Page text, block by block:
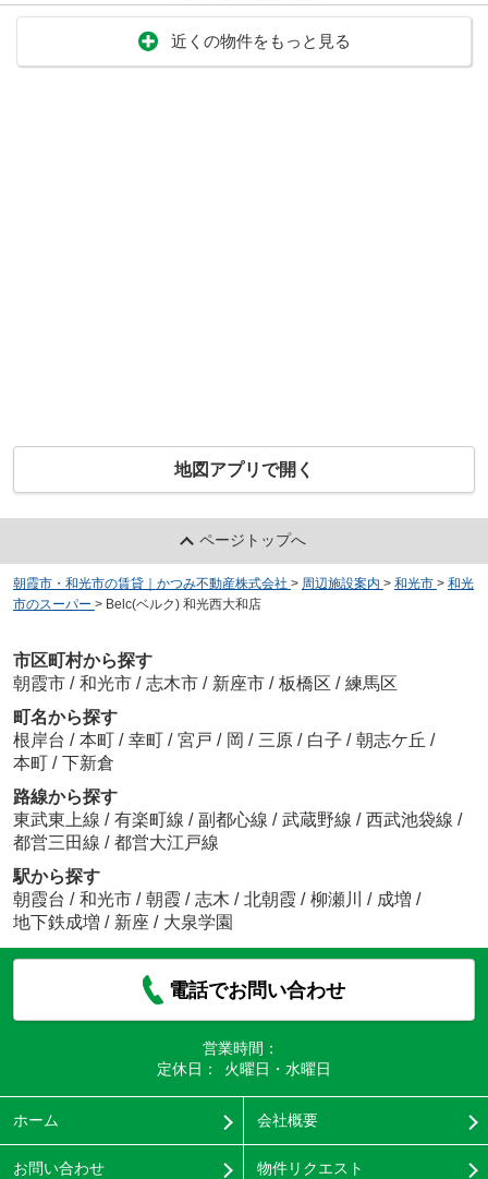
近くの物件をもっと見る
地図アプリで開く
ページトップへ
朝霞市・和光市の賃貸｜かつみ不動産株式会社 > 周辺施設案内 > 和光市 > 和光
市のスーパー > Belc(ベルク) 和光西大和店
市区町村から探す
朝霞市 / 和光市 / 志木市 / 新座市 / 板橋区 / 練馬区
町名から探す
根岸台 / 本町 / 幸町 / 宮戸 / 岡 / 三原 / 白子 / 朝志ケ丘 /
本町 / 下新倉
路線から探す
東武東上線 / 有楽町線 / 副都心線 / 武蔵野線 / 西武池袋線 /
都営三田線 / 都営大江戸線
駅から探す
朝霞台 / 和光市 / 朝霞 / 志木 / 北朝霞 / 柳瀬川 / 成増 /
地下鉄成増 / 新座 / 大泉学園
電話でお問い合わせ
営業時間：
定休日：
火曜日・水曜日
ホーム 会社概要
お問い合わせ 物件リクエスト